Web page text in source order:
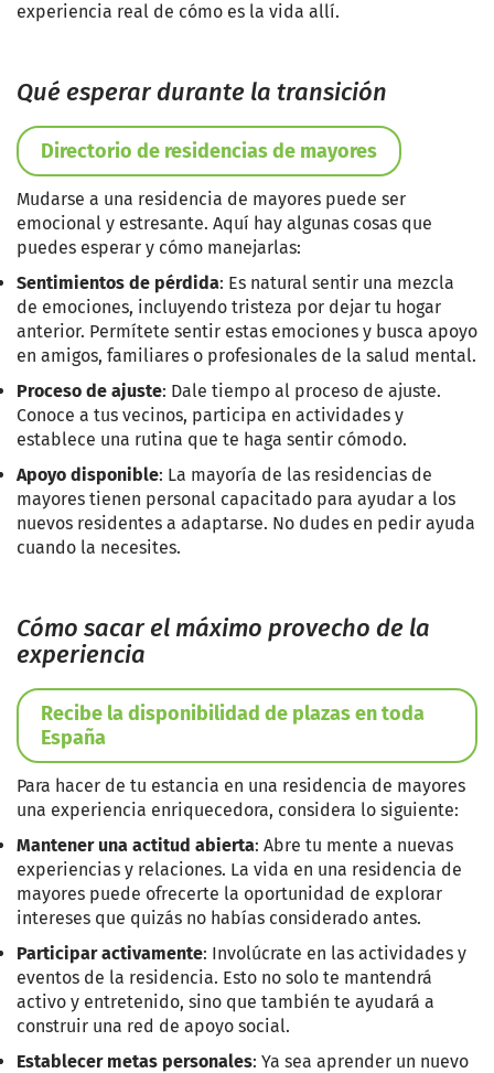
experiencia real de cómo es la vida allí.
Qué esperar durante la transición
Directorio de residencias de mayores
Mudarse a una residencia de mayores puede ser
emocional y estresante. Aquí hay algunas cosas que
puedes esperar y cómo manejarlas:
Sentimientos de pérdida: Es natural sentir una mezcla
de emociones, incluyendo tristeza por dejar tu hogar
anterior. Permítete sentir estas emociones y busca apoyo
en amigos, familiares o profesionales de la salud mental.
Proceso de ajuste: Dale tiempo al proceso de ajuste.
Conoce a tus vecinos, participa en actividades y
establece una rutina que te haga sentir cómodo.
Apoyo disponible: La mayoría de las residencias de
mayores tienen personal capacitado para ayudar a los
nuevos residentes a adaptarse. No dudes en pedir ayuda
cuando la necesites.
Cómo sacar el máximo provecho de la
experiencia
Recibe la disponibilidad de plazas en toda
España
Para hacer de tu estancia en una residencia de mayores
una experiencia enriquecedora, considera lo siguiente:
Mantener una actitud abierta: Abre tu mente a nuevas
experiencias y relaciones. La vida en una residencia de
mayores puede ofrecerte la oportunidad de explorar
intereses que quizás no habías considerado antes.
Participar activamente: Involúcrate en las actividades y
eventos de la residencia. Esto no solo te mantendrá
activo y entretenido, sino que también te ayudará a
construir una red de apoyo social.
Establecer metas personales: Ya sea aprender un nuevo